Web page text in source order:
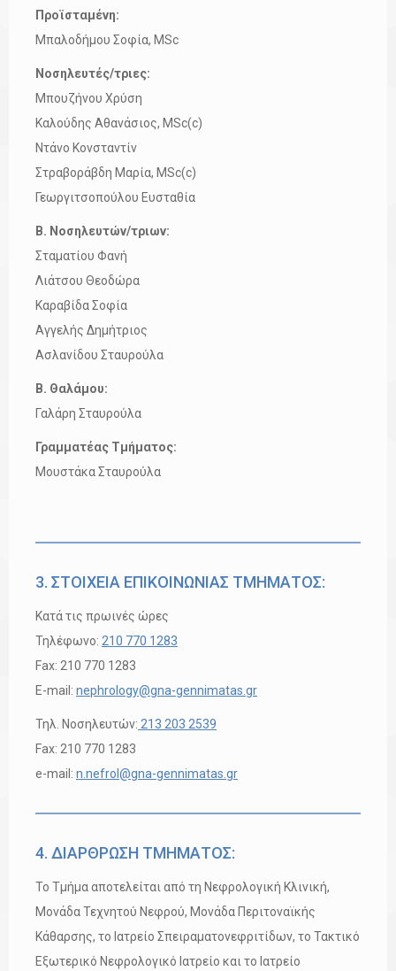
Προϊσταμένη:
Μπαλοδήμου Σοφία, MSc
Νοσηλευτές/τριες:
Μπουζήνου Χρύση
Καλούδης Αθανάσιος, MSc(c)
Ντάνο Κονσταντίν
Στραβοράβδη Μαρία, MSc(c)
Γεωργιτσοπούλου Ευσταθία
Β. Νοσηλευτών/τριων:
Σταματίου Φανή
Λιάτσου Θεοδώρα
Καραβίδα Σοφία
Αγγελής Δημήτριος
Ασλανίδου Σταυρούλα
Β. Θαλάμου:
Γαλάρη Σταυρούλα
Γραμματέας Τμήματος:
Μουστάκα Σταυρούλα
3. ΣΤΟΙΧΕΙΑ ΕΠΙΚΟΙΝΩΝΙΑΣ ΤΜΗΜΑΤΟΣ:
Κατά τις πρωινές ώρες
Τηλέφωνο: 210 770 1283
Fax: 210 770 1283
E-mail: nephrology@gna-gennimatas.gr
Τηλ. Νοσηλευτών: 213 203 2539
Fax: 210 770 1283
e-mail: n.nefrol@gna-gennimatas.gr
4. ΔΙΑΡΘΡΩΣΗ ΤΜΗΜΑΤΟΣ:
Το Τμήμα αποτελείται από τη Νεφρολογική Κλινική,
Μονάδα Τεχνητού Νεφρού, Μονάδα Περιτοναϊκής
Κάθαρσης, το Ιατρείο Σπειραματονεφριτίδων, το Τακτικό
Εξωτερικό Νεφρολογικό Ιατρείο και το Ιατρείο